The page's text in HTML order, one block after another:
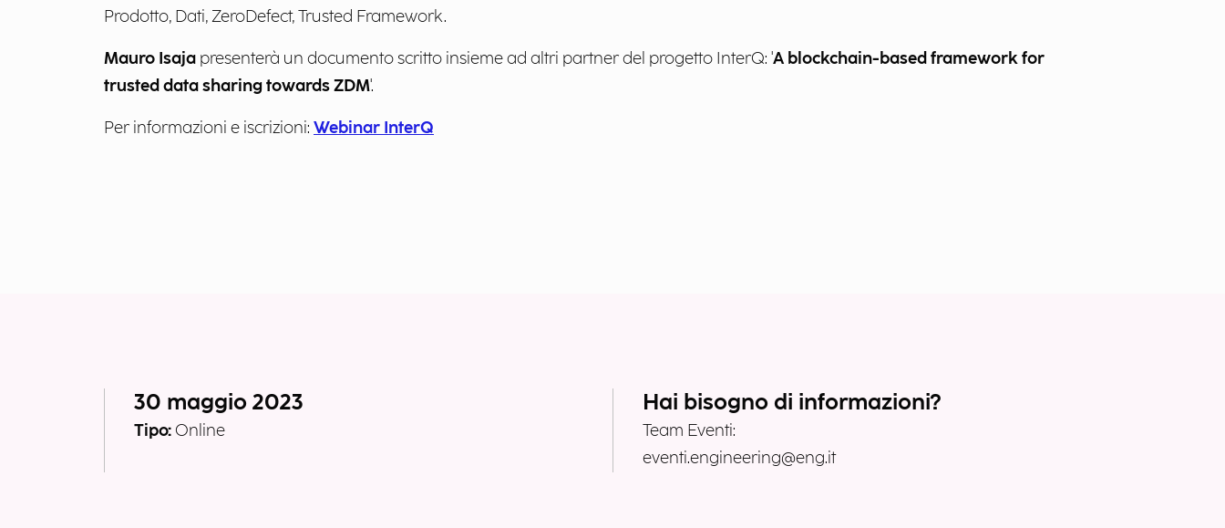
Prodotto, Dati, ZeroDefect, Trusted Framework.
Mauro Isaja presenterà un documento scritto insieme ad altri partner del progetto InterQ: 'A blockchain-based framework for
trusted data sharing towards ZDM'.
Per informazioni e iscrizioni: Webinar InterQ
30 maggio 2023
Tipo:Online
Hai bisogno di informazioni?
Team Eventi:
eventi.engineering@eng.it